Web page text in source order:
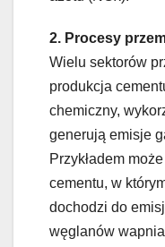
2. Procesy
Wielu sektorów
produkcja
chemiczny,
generują emisje
Przykładem
cementu, w
dochodzi do
węglanów